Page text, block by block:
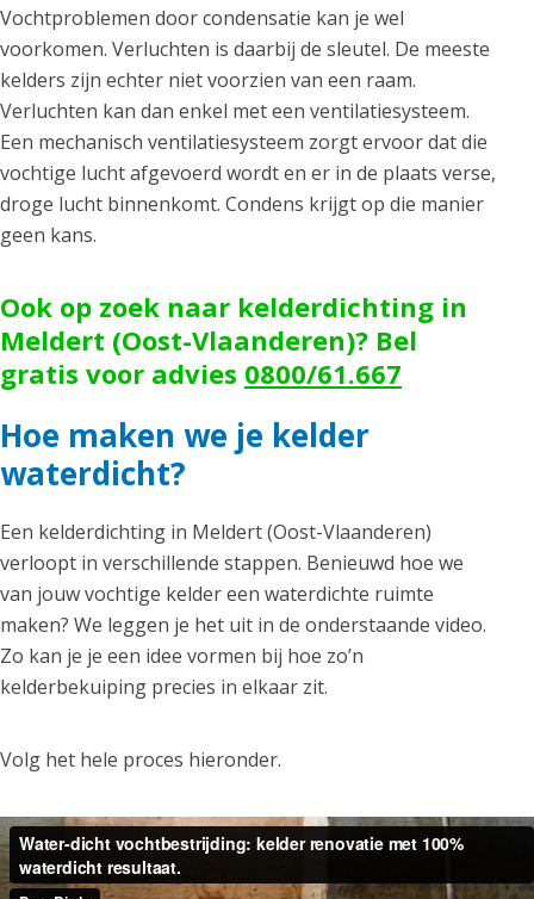
Vochtproblemen door condensatie kan je wel
voorkomen. Verluchten is daarbij de sleutel. De meeste
kelders zijn echter niet voorzien van een raam.
Verluchten kan dan enkel met een ventilatiesysteem.
Een mechanisch ventilatiesysteem zorgt ervoor dat die
vochtige lucht afgevoerd wordt en er in de plaats verse,
droge lucht binnenkomt. Condens krijgt op die manier
geen kans.
Ook op zoek naar kelderdichting in
Meldert (Oost-Vlaanderen)? Bel
gratis voor advies 0800/61.667
Hoe maken we je kelder
waterdicht?
Een kelderdichting in Meldert (Oost-Vlaanderen)
verloopt in verschillende stappen. Benieuwd hoe we
van jouw vochtige kelder een waterdichte ruimte
maken? We leggen je het uit in de onderstaande video.
Zo kan je je een idee vormen bij hoe zo’n
kelderbekuiping precies in elkaar zit.
Volg het hele proces hieronder.